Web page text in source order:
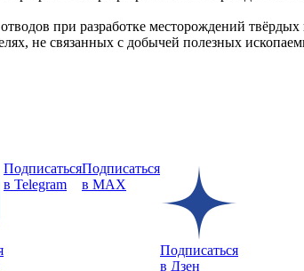
при разработке месторождений
не связанных с добычей полезных
Подписаться
в Telegram
Подписаться
в MAX
Подписаться
в Дзен